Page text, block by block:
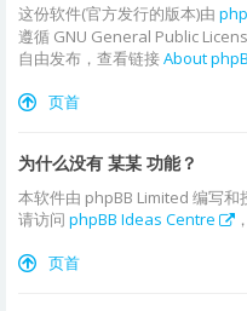
这份软件(官方发行的版本)由
遵循 GNU General Public
自由发布，查看链接About
页首
为什么没有 某某 功能？
本软件由 phpBB Limited 编写和
请访问 phpBB Ideas Centre
页首